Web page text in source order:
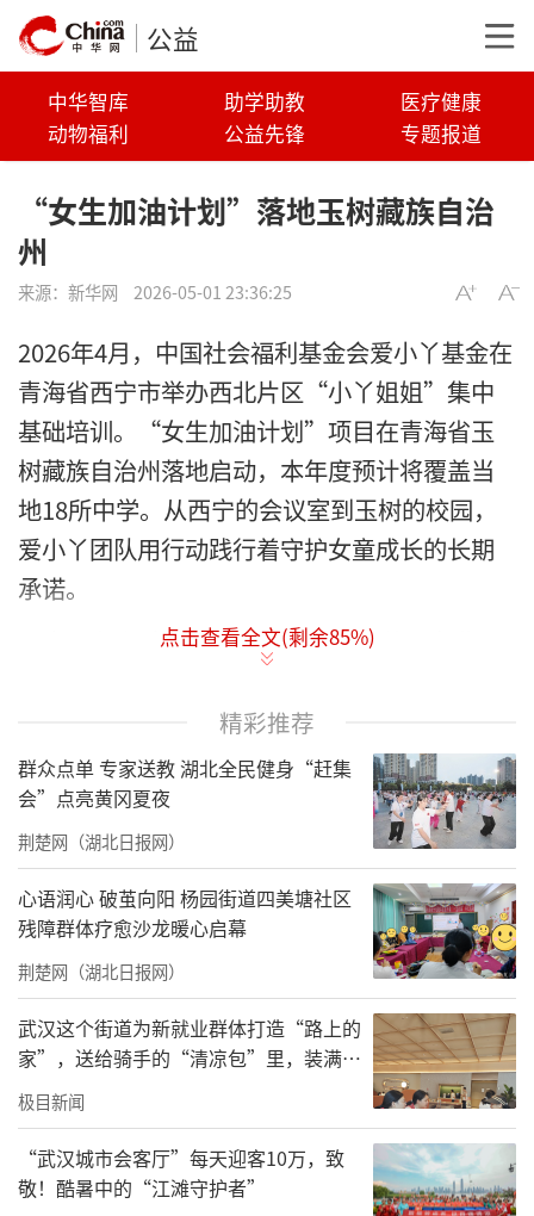
公益
中华智库 助学助教
医疗健康
动物福利
公益先锋 专题报道
“女生加油计划”落地玉树藏族自治
州
来源： 新华网 2026-05-01 23:36:25
2026年4月，中国社会福利基金会爱小丫基金在
青海省西宁市举办西北片区“小丫姐姐”集中
基础培训。“女生加油计划”项目在青海省玉
树藏族自治州落地启动，本年度预计将覆盖当
地18所中学。从西宁的会议室到玉树的校园，
爱小丫团队用行动践行着守护女童成长的长期
承诺。
西宁聚力｜赋能“小丫姐姐” 让陪伴更专业
金在青海西宁举办西北片区“小丫姐姐”集中
基础培训，来自西北各地的女童服务志愿者齐
聚一堂，聚焦“女生加油计划”“女生扶持计
划”项目优质执行，全面提升专业服务能力。
点击查看全文(剩余85%)
精彩推荐
群众点单 专家送教 湖北全民健身“赶集
会”点亮黄冈夏夜
荆楚网（湖北日报网）
心语润心 破茧向阳 杨园街道四美塘社区
残障群体疗愈沙龙暖心启幕
荆楚网（湖北日报网）
武汉这个街道为新就业群体打造“路上的
家”，送给骑手的“清凉包”里，装满了
城市的善意与细节
极目新闻
“武汉城市会客厅”每天迎客10万，致
敬！酷暑中的“江滩守护者”